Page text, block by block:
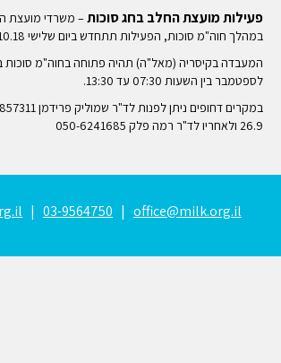
פעילות מועצת החלב בחג סוכות– משרדי מועצת
במהלך חוה"מ סוכות, הפעילות תתחדש ביום שלישי 2.10.18.
לספטמבר בין השעות 07:30 עד 13:30.
26.9 ולאחריו לד"ר רמה פלק 050-6241685
| 03-9564750 | office@milk.org.il